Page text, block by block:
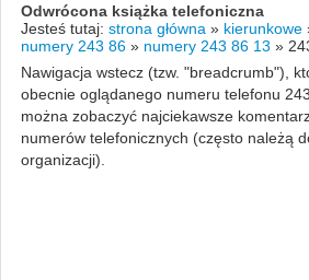
Odwrócona książka telefoniczna
Jesteś tutaj: strona główna » kierunkowe
numery 243 86 » numery 243 86 13 »
Nawigacja wstecz (tzw. "breadcrumb"),
obecnie oglądanego numeru telefonu
można zobaczyć najciekawsze
numerów telefonicznych (często należą
organizacji).